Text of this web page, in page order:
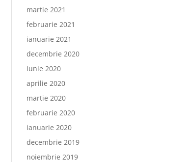
martie 2021
februarie 2021
ianuarie 2021
decembrie 2020
iunie 2020
aprilie 2020
martie 2020
februarie 2020
ianuarie 2020
decembrie 2019
noiembrie 2019